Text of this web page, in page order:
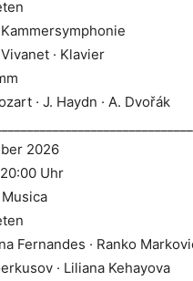
· Klavier
· J. Haydn · A. Dvořák
2026
20:00 Uhr
Fernandes · Ranko
· Liliana Kehayova